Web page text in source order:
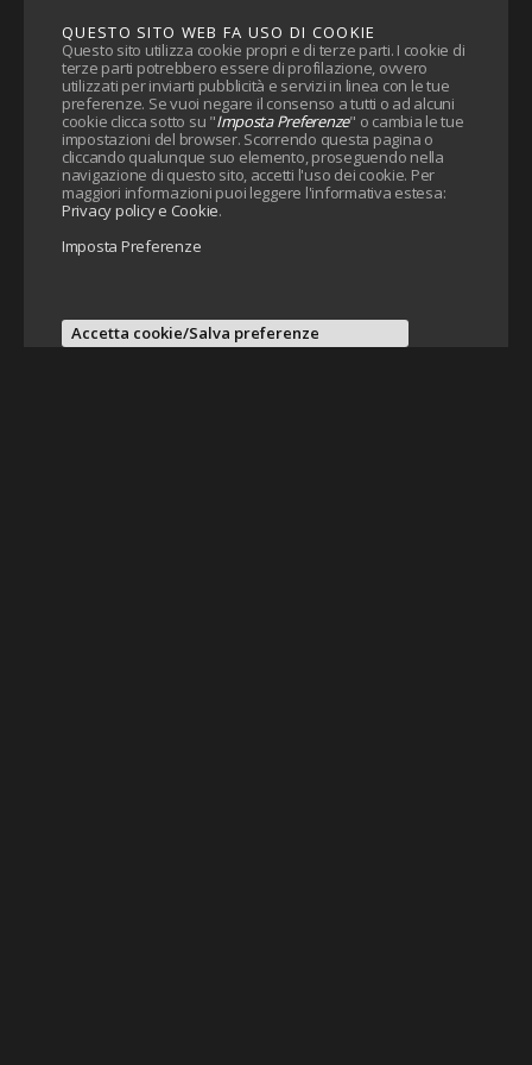
QUESTO SITO WEB FA USO DI COOKIE
Questo sito utilizza cookie propri e di terze parti. I cookie di
terze parti potrebbero essere di profilazione, ovvero
utilizzati per inviarti pubblicità e servizi in linea con le tue
preferenze. Se vuoi negare il consenso a tutti o ad alcuni
cookie clicca sotto su "Imposta Preferenze" o cambia le tue
impostazioni del browser. Scorrendo questa pagina o
cliccando qualunque suo elemento, proseguendo nella
navigazione di questo sito, accetti l'uso dei cookie. Per
maggiori informazioni puoi leggere l'informativa estesa:
Privacy policy e Cookie.
Imposta Preferenze
Accetta cookie/Salva preferenze